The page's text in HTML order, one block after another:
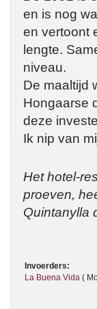
en is nog
en vertoont
lengte.
niveau.
De maaltijd
Hongaarse
deze
Ik nip van
Het hotel-
proeven,
Quintanylla
Invoerders:
La Buena Vida (